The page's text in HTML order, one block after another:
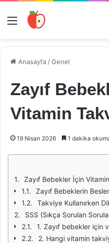
Menü
Anasayfa /Genel
Zayıf
Vitamin
19 Nisan 2026 1 dakika
Zayıf Bebekler İçin
Zayıf Bebeklerin
Takviye Kullanırken
SSS (Sıkça Sorulan
1. Zayıf bebekler için
2. Hangi vitamin